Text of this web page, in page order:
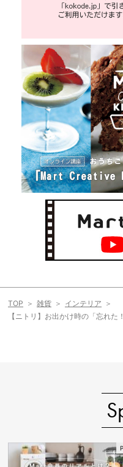
TOP 雑貨
インテリア
【ニトリ】お出かけ時の「忘れ